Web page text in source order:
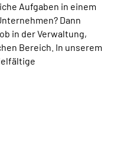
Aufgaben in einem
Dann
in der Verwaltung,
Bereich. In unserem